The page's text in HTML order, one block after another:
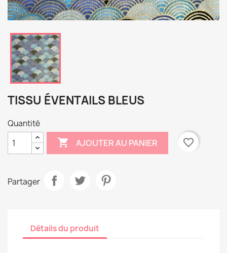
TISSU ÉVENTAILS BLEUS
Quantité
 AJOUTER AU PANIER favorite_border
Partager
Détails du produit